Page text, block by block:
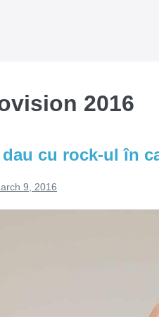
2016
cu rock-ul în
9, 2016